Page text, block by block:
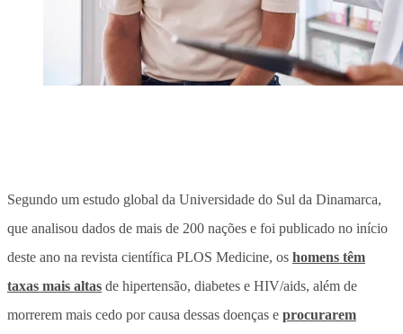
Segundo um estudo global da Universidade do Sul da Dinamarca,
que analisou dados de mais de 200 nações e foi publicado no início
deste ano na revista científica PLOS Medicine, os homens têm
taxas mais altas de hipertensão, diabetes e HIV/aids, além de
morrerem mais cedo por causa dessas doenças e procurarem